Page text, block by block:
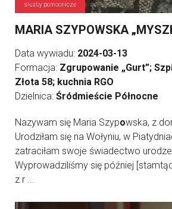
służby pomocnicze
MARIA SZYPOWSKA
Data wywiadu: 2024-03-13
Formacja: Zgrupowanie „Gurt”;
Złota 58; kuchnia RGO
Dzielnica: Śródmieście Północne
Nazywam się Maria Szypowska, z
Urodziłam się na Wołyniu, w
zatraciłam swoje świadectwo
Wyprowadziliśmy się później
z r ...